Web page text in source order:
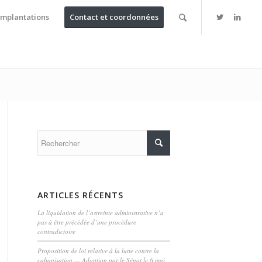
Contact et coordonnées
ARTICLES RÉCENTS
La liquidation de l’astreinte administrative n’a
pas à être précédée d’une procédure
contradictoire
Proposition de loi relative à la lutte contre la
cabanisation — Adoption par le Sénat le 6 mai